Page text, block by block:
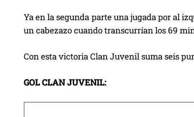
Ya en la segunda parte una jugada por al
un cabezazo cuando transcurrían los 69
Con esta victoria Clan Juvenil suma seis
GOL CLAN JUVENIL: